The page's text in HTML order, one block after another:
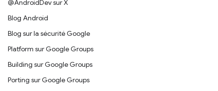
@AndroidDev sur X
Blog Android
Blog sur la sécurité Google
Platform sur Google Groups
Building sur Google Groups
Porting sur Google Groups